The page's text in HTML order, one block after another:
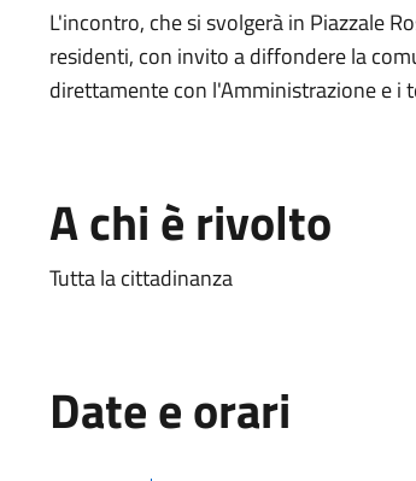
L'incontro, che si svolgerà in Piazzale
residenti, con invito a diffondere la
direttamente con l'Amministrazione e i
A chi è rivolto
Tutta la cittadinanza
Date e orari